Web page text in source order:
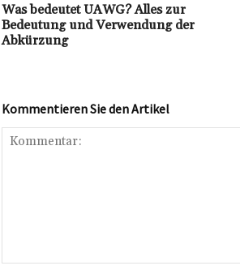
Was bedeutet UAWG? Alles zur
Bedeutung und Verwendung der
Abkürzung
Kommentieren Sie den Artikel